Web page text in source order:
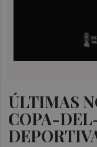
ÚLTIMAS
COPA-